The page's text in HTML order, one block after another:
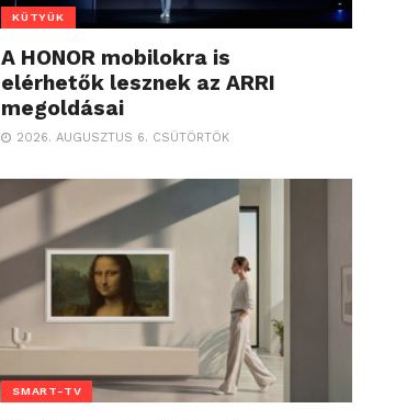
KÜTYÜK
A HONOR mobilokra is
elérhetők lesznek az ARRI
megoldásai
2026. AUGUSZTUS 6. CSÜTÖRTÖK
SMART-TV